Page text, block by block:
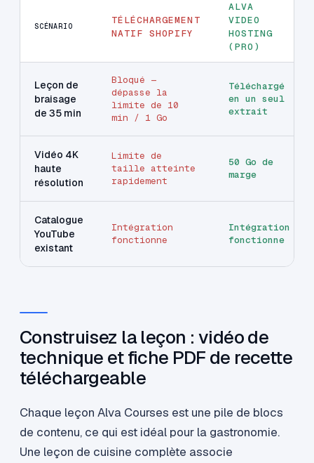
SCÉNARIO
TÉLÉCHARGEMENT
NATIF SHOPIFY
ALVA
VIDEO
HOSTING
(PRO)
Leçon de
braisage
de 35 min
Bloqué —
dépasse la
limite de 10
min / 1 Go
Téléchargé
en un seul
extrait
Vidéo 4K
haute
résolution
Limite de
taille atteinte
rapidement
50 Go de
marge
Catalogue
YouTube
existant
Intégration
fonctionne
Intégration
fonctionne
Construisez la leçon : vidéo de
technique et fiche PDF de recette
téléchargeable
Chaque leçon Alva Courses est une pile de blocs
de contenu, ce qui est idéal pour la gastronomie.
Une leçon de cuisine complète associe